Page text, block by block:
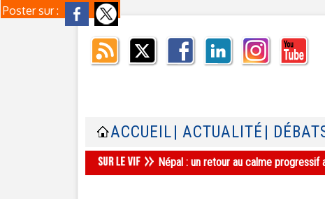
Poster sur :
ACCUEIL | ACTUALITÉ |
Népal : un retour au calme